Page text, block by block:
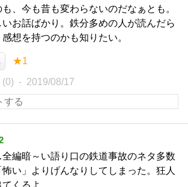
、今も昔も変わらないのだなぁとも。
お話ばかり。鉄分多めの人が読んだら
想を持つのかも知りたい。
★1
(0) 2019/08/17
編暗～い語り口の鉄道事故のネタ多数
怖い」よりげんなりしてしまった。狂人
くるよ。